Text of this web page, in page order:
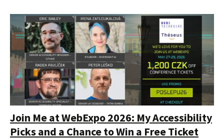
Join Me at WebExpo 2026: My Accessibility
Picks and a Chance to Win a Free Ticket